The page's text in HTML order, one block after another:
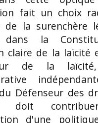
fait un choix
de la surenchère
dans la
claire de la laïcité
de la
Défenseur des
doit
d'une